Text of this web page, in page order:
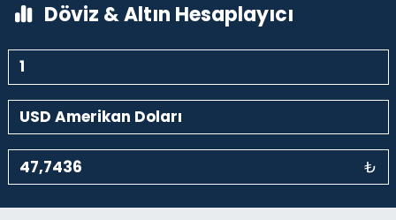
Döviz & Altın Hesaplayıcı
₺